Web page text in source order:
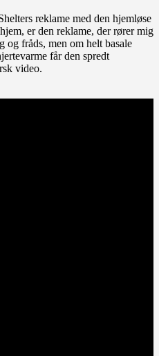
reklame med den hjemløse
er den reklame, der rører mig
og fråds, men om helt basale
får den spredt
video.